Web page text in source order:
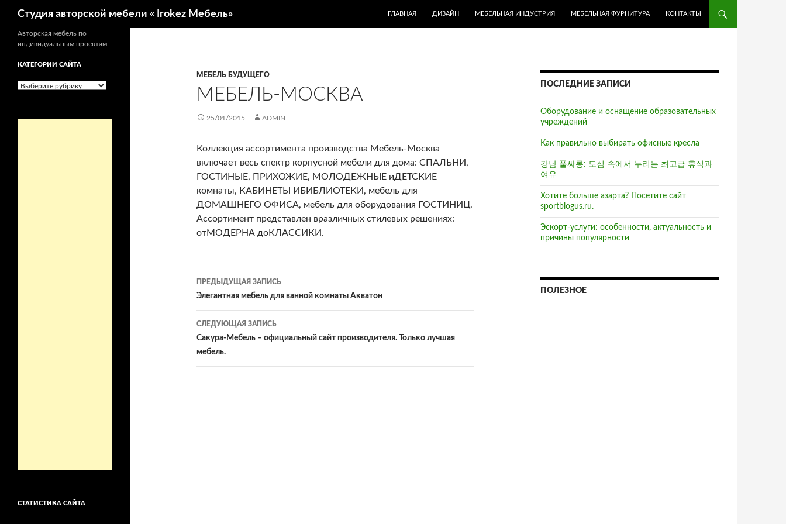
Студия авторской мебели « Irokez Мебель»
ГЛАВНАЯ
ДИЗАЙН МЕБЕЛЬНАЯ ИНДУСТРИЯ МЕБЕЛЬНАЯ ФУРНИТУРА КОНТАКТЫ
МЕБЕЛЬ БУДУЩЕГО
МЕБЕЛЬ-МОСКВА
25/01/2015 ADMIN
Коллекция ассортимента производства Мебель-Москва
включает весь спектр корпусной мебели для дома: СПАЛЬНИ,
ГОСТИНЫЕ, ПРИХОЖИЕ, МОЛОДЕЖНЫЕ иДЕТСКИЕ
комнаты, КАБИНЕТЫ ИБИБЛИОТЕКИ, мебель для
ДОМАШНЕГО ОФИСА, мебель для оборудования ГОСТИНИЦ.
Ассортимент представлен вразличных стилевых решениях:
отМОДЕРНА доКЛАССИКИ.
Навигация
по
записям
ПРЕДЫДУЩАЯ ЗАПИСЬ
Элегантная мебель для ванной комнаты Акватон
СЛЕДУЮЩАЯ ЗАПИСЬ
Сакура-Мебель – официальный сайт производителя. Только лучшая
мебель.
ПОСЛЕДНИЕ ЗАПИСИ
Оборудование и оснащение образовательных
учреждений
Как правильно выбирать офисные кресла
강남 풀싸롱: 도심 속에서 누리는 최고급 휴식과
여유
Хотите больше азарта? Посетите сайт
sportblogus.ru.
Эскорт-услуги: особенности, актуальность и
причины популярности
ПОЛЕЗНОЕ
Авторская мебель по
индивидуальным проектам
КАТЕГОРИИ САЙТА
Категории
СТАТИСТИКА САЙТА